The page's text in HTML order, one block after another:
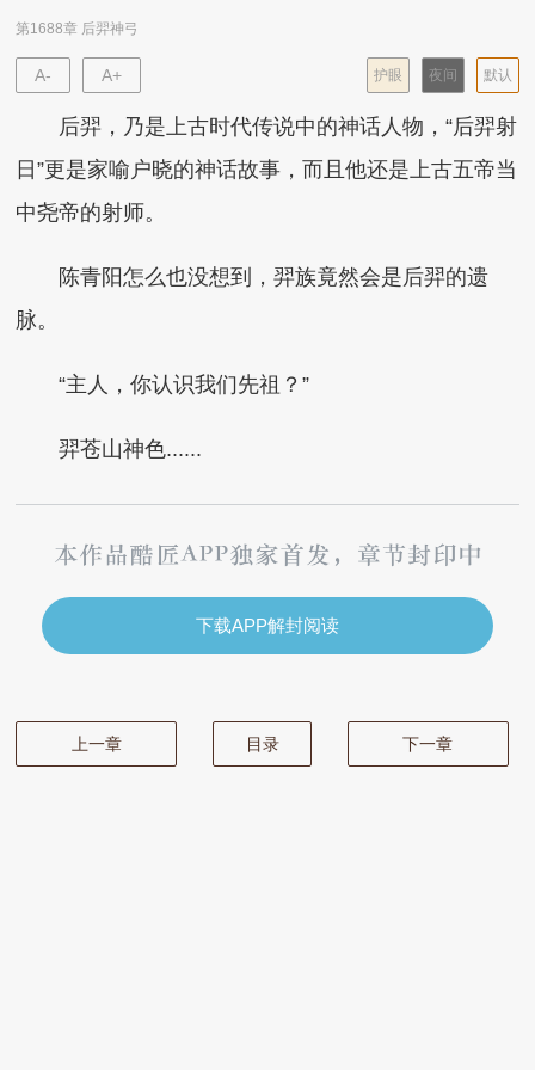
第1688章 后羿神弓
A- A+ 默认
夜间
护眼
后羿，乃是上古时代传说中的神话人物，“后羿射
日”更是家喻户晓的神话故事，而且他还是上古五帝当
中尧帝的射师。
陈青阳怎么也没想到，羿族竟然会是后羿的遗
脉。
“主人，你认识我们先祖？”
羿苍山神色......
下载APP解封阅读
上一章 目录 下一章